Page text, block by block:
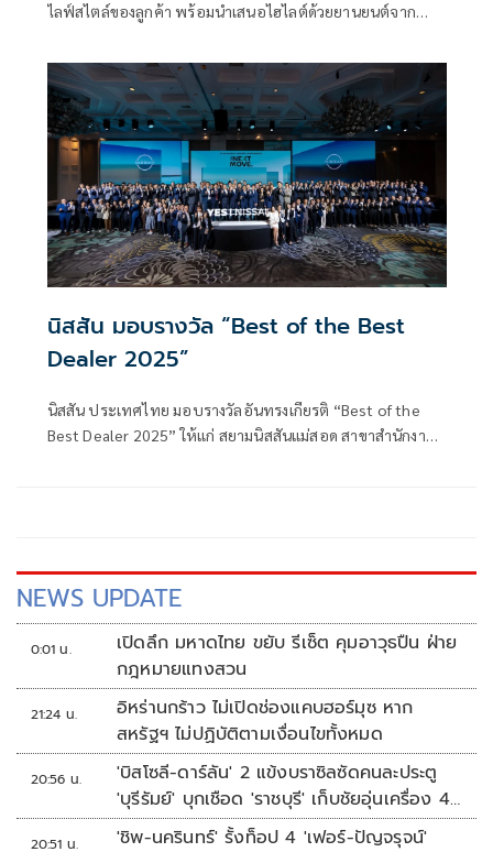
ไลฟ์สไตล์ของลูกค้า พร้อมนำเสนอไฮไลต์ด้วยยานยนต์จาก
นิสสัน มอบรางวัล “Best of the Best
Dealer 2025”
นิสสัน ประเทศไทย มอบรางวัลอันทรงเกียรติ “Best of the
Best Dealer 2025” ให้แก่ สยามนิสสันแม่สอด สาขาสำนักงาน
NEWS UPDATE
0:01 น.
เปิดลึก มหาดไทย ขยับ รีเซ็ต คุมอาวุธปืน ฝ่าย
กฎหมายแทงสวน
21:24 น.
อิหร่านกร้าว ไม่เปิดช่องแคบฮอร์มุซ หาก
สหรัฐฯ ไม่ปฏิบัติตามเงื่อนไขทั้งหมด
20:56 น.
'บิสโซลี-ดาร์ลัน' 2 แข้งบราซิลซัดคนละประตู
'บุรีรัมย์' บุกเชือด 'ราชบุรี' เก็บชัยอุ่นเครื่อง 4
นัดรวด
20:51 น.
'ชิพ-นครินทร์' รั้งท็อป 4 'เฟอร์-ปัญจรุจน์'